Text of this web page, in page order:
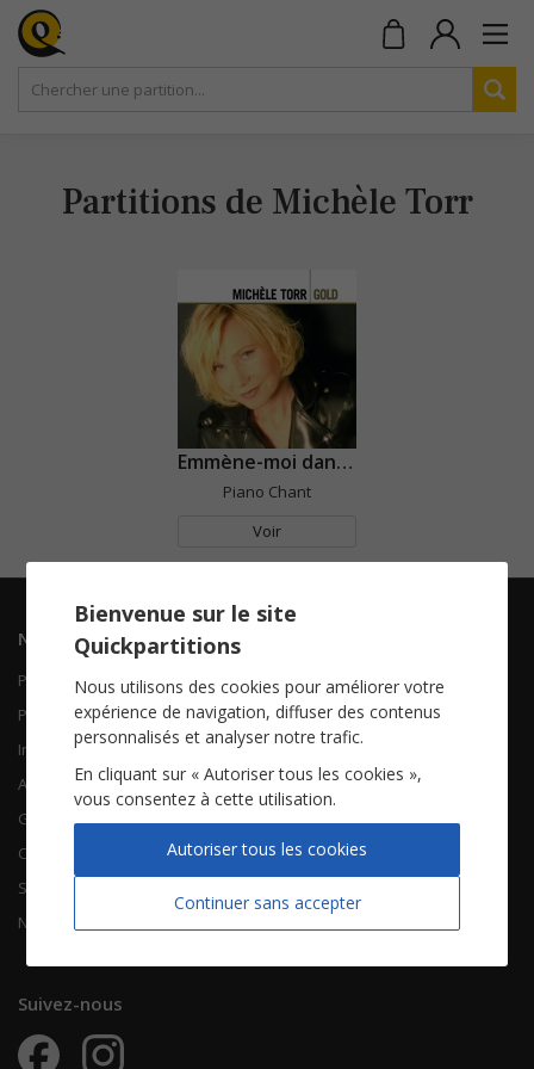
Partitions de Michèle Torr
Emmène-moi danser ce soir
Piano Chant
Voir
Navigation
Piano Chant
Piano Solo
Instruments solistes
Accordéon
Guitare
Chorales
Songbooks
Nouvelles partitions
Contactez-nous
Qui sommes-nous
FAQ
À propos
CGV
Mentions légales
Vie privée
Suivez-nous
Bienvenue sur le site
Quickpartitions
Nous utilisons des cookies pour améliorer votre
expérience de navigation, diffuser des contenus
personnalisés et analyser notre trafic.
En cliquant sur « Autoriser tous les cookies »,
vous consentez à cette utilisation.
Continuer sans accepter
Autoriser tous les cookies